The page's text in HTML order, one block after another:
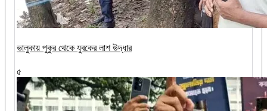
ভালুকায় পুকুর থেকে যুবকের লাশ উদ্ধার
৫